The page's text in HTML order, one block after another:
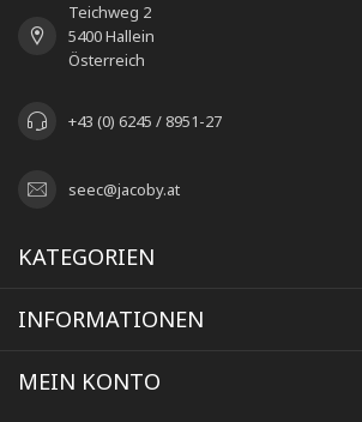
Teichweg 2
5400 Hallein
Österreich
+43 (0) 6245 / 8951-27
seec@jacoby.at
KATEGORIEN
INFORMATIONEN
MEIN KONTO